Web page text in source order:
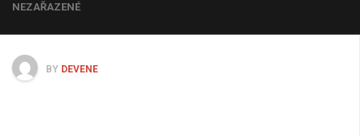
NEZAŘAZENÉ
BY DEVENE